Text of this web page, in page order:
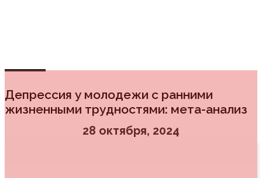
Депрессия у молодежи с ранними
жизненными трудностями: мета-анализ
28 октября, 2024